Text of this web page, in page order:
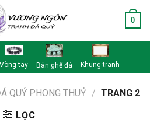
0
Vòng tay Bàn ghế đá Khung tranh
QUÝ PHONG THUỶ / TRANG 2
LỌC